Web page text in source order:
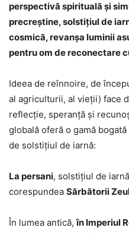
perspectivă spirituală şi
precreștine, solstițiul de
cosmică, revanșa luminii
pentru om de reconectare
Ideea de reînnoire, de
al agriculturii, al vieții) face
reflecție, speranță și
globală oferă o gamă
de solstițiul de iarnă:
La persani, solstiţiul de
corespundea Sărbătorii
În lumea antică,în Imperiul